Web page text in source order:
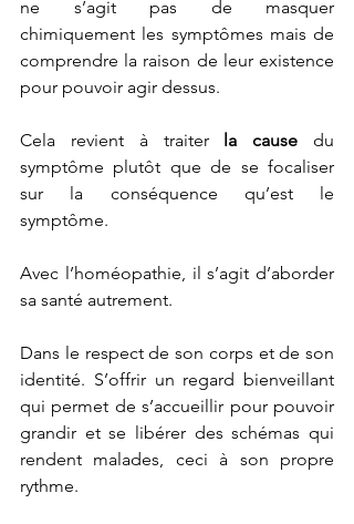
ne s’agit pas de masquer
chimiquement les symptômes mais de
comprendre la raison de leur existence
pour pouvoir agir dessus.
Cela revient à traiter la cause du
symptôme plutôt que de se focaliser
sur la conséquence qu’est le
symptôme.
Avec l’homéopathie, il s’agit d’aborder
sa santé autrement.
Dans le respect de son corps et de son
identité. S’offrir un regard bienveillant
qui permet de s’accueillir pour pouvoir
grandir et se libérer des schémas qui
rendent malades, ceci à son propre
rythme.